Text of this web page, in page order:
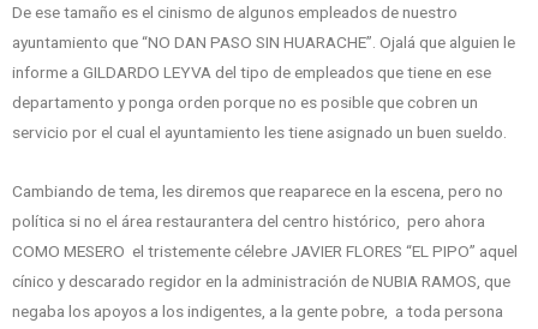
De ese tamaño es el cinismo de algunos empleados de nuestro
ayuntamiento que “NO DAN PASO SIN HUARACHE”. Ojalá que alguien le
informe a GILDARDO LEYVA del tipo de empleados que tiene en ese
departamento y ponga orden porque no es posible que cobren un
servicio por el cual el ayuntamiento les tiene asignado un buen sueldo.
Cambiando de tema, les diremos que reaparece en la escena, pero no
política si no el área restaurantera del centro histórico, pero ahora
COMO MESERO el tristemente célebre JAVIER FLORES “EL PIPO” aquel
cínico y descarado regidor en la administración de NUBIA RAMOS, que
negaba los apoyos a los indigentes, a la gente pobre, a toda persona